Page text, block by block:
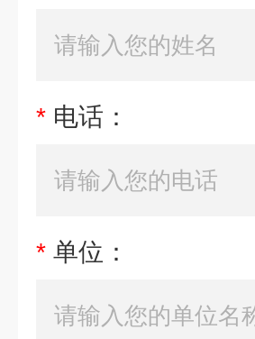
* 电话：
* 单位：